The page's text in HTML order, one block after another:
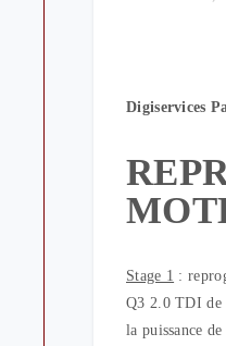
Digiservices
Stage 1 :
Q3 2.0 TDI de
la puissance